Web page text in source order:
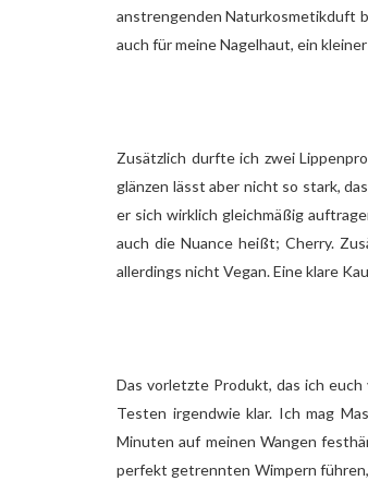
anstrengenden Naturkosmetikduft
auch für meine Nagelhaut, ein
Zusätzlich durfte ich zwei
glänzen lässt aber nicht so stark,
er sich wirklich gleichmäßig
auch die Nuance heißt; Cherry.
allerdings nicht Vegan. Eine klare
Das vorletzte Produkt, das ich
Testen irgendwie klar. Ich mag
Minuten auf meinen Wangen
perfekt getrennten Wimpern